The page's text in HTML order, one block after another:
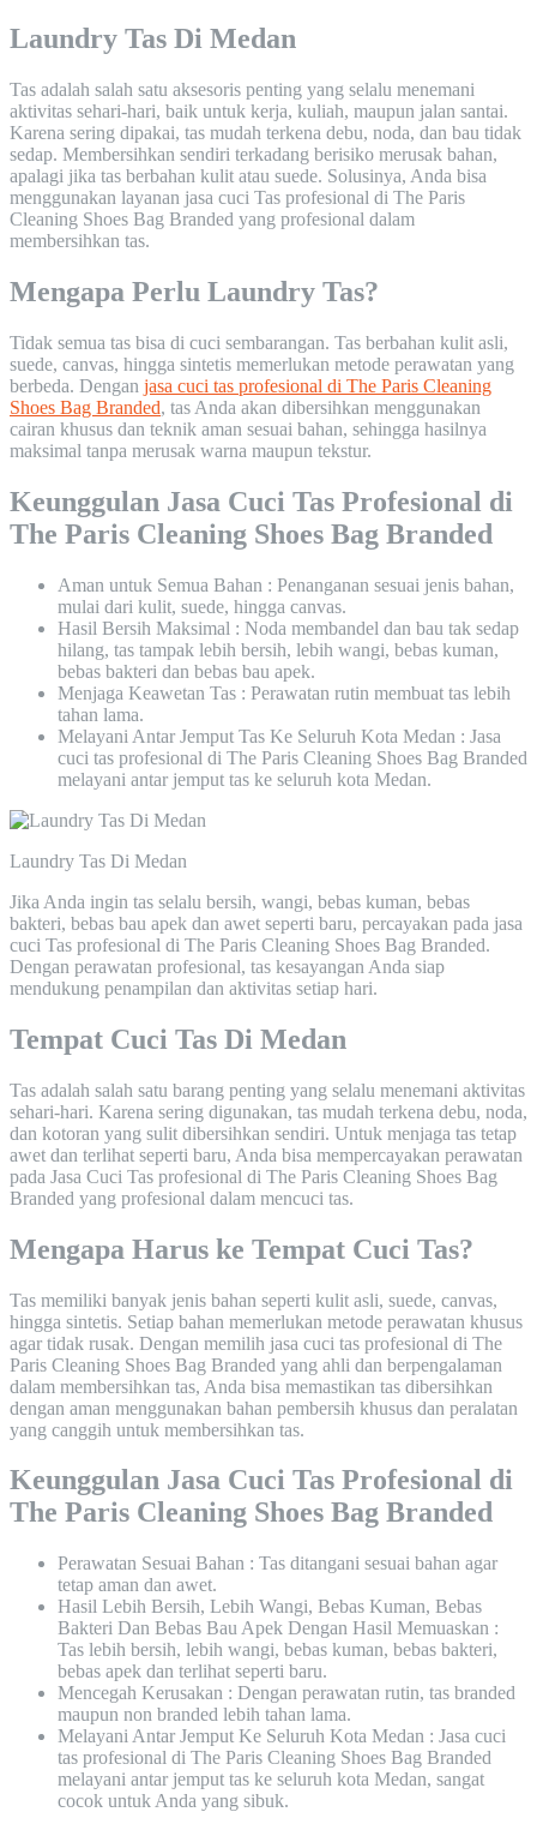
Laundry Tas Di Medan
Tas adalah salah satu aksesoris penting yang selalu menemani
aktivitas sehari-hari, baik untuk kerja, kuliah, maupun jalan santai.
Karena sering dipakai, tas mudah terkena debu, noda, dan bau tidak
sedap. Membersihkan sendiri terkadang berisiko merusak bahan,
apalagi jika tas berbahan kulit atau suede. Solusinya, Anda bisa
menggunakan layanan jasa cuci Tas profesional di The Paris
Cleaning Shoes Bag Branded yang profesional dalam
membersihkan tas.
Mengapa Perlu Laundry Tas?
Tidak semua tas bisa di cuci sembarangan. Tas berbahan kulit asli,
suede, canvas, hingga sintetis memerlukan metode perawatan yang
berbeda. Dengan jasa cuci tas profesional di The Paris Cleaning
Shoes Bag Branded, tas Anda akan dibersihkan menggunakan
cairan khusus dan teknik aman sesuai bahan, sehingga hasilnya
maksimal tanpa merusak warna maupun tekstur.
Keunggulan Jasa Cuci Tas Profesional di
The Paris Cleaning Shoes Bag Branded
Aman untuk Semua Bahan : Penanganan sesuai jenis bahan,
mulai dari kulit, suede, hingga canvas.
Hasil Bersih Maksimal : Noda membandel dan bau tak sedap
hilang, tas tampak lebih bersih, lebih wangi, bebas kuman,
bebas bakteri dan bebas bau apek.
Menjaga Keawetan Tas : Perawatan rutin membuat tas lebih
tahan lama.
Melayani Antar Jemput Tas Ke Seluruh Kota Medan : Jasa
cuci tas profesional di The Paris Cleaning Shoes Bag Branded
melayani antar jemput tas ke seluruh kota Medan.
Laundry Tas Di Medan
Jika Anda ingin tas selalu bersih, wangi, bebas kuman, bebas
bakteri, bebas bau apek dan awet seperti baru, percayakan pada jasa
cuci Tas profesional di The Paris Cleaning Shoes Bag Branded.
Dengan perawatan profesional, tas kesayangan Anda siap
mendukung penampilan dan aktivitas setiap hari.
Tempat Cuci Tas Di Medan
Tas adalah salah satu barang penting yang selalu menemani aktivitas
sehari-hari. Karena sering digunakan, tas mudah terkena debu, noda,
dan kotoran yang sulit dibersihkan sendiri. Untuk menjaga tas tetap
awet dan terlihat seperti baru, Anda bisa mempercayakan perawatan
pada Jasa Cuci Tas profesional di The Paris Cleaning Shoes Bag
Branded yang profesional dalam mencuci tas.
Mengapa Harus ke Tempat Cuci Tas?
Tas memiliki banyak jenis bahan seperti kulit asli, suede, canvas,
hingga sintetis. Setiap bahan memerlukan metode perawatan khusus
agar tidak rusak. Dengan memilih jasa cuci tas profesional di The
Paris Cleaning Shoes Bag Branded yang ahli dan berpengalaman
dalam membersihkan tas, Anda bisa memastikan tas dibersihkan
dengan aman menggunakan bahan pembersih khusus dan peralatan
yang canggih untuk membersihkan tas.
Keunggulan Jasa Cuci Tas Profesional di
The Paris Cleaning Shoes Bag Branded
Perawatan Sesuai Bahan : Tas ditangani sesuai bahan agar
tetap aman dan awet.
Hasil Lebih Bersih, Lebih Wangi, Bebas Kuman, Bebas
Bakteri Dan Bebas Bau Apek Dengan Hasil Memuaskan :
Tas lebih bersih, lebih wangi, bebas kuman, bebas bakteri,
bebas apek dan terlihat seperti baru.
Mencegah Kerusakan : Dengan perawatan rutin, tas branded
maupun non branded lebih tahan lama.
Melayani Antar Jemput Ke Seluruh Kota Medan : Jasa cuci
tas profesional di The Paris Cleaning Shoes Bag Branded
melayani antar jemput tas ke seluruh kota Medan, sangat
cocok untuk Anda yang sibuk.